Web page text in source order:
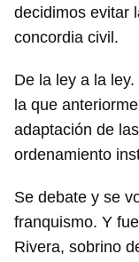
decidimos evitar
concordia civil.
De la ley a la
la que
adaptación de
ordenamiento
Se debate y se
franquismo. Y
Rivera, sobrino